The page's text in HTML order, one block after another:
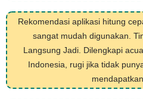
Rekomendasi aplikasi hitung
sangat mudah digunakan.
Langsung Jadi. Dilengkapi
Indonesia, rugi jika tidak